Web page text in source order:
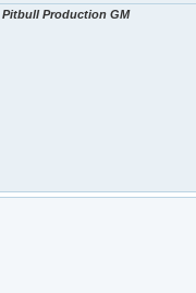
Pitbull Production GM